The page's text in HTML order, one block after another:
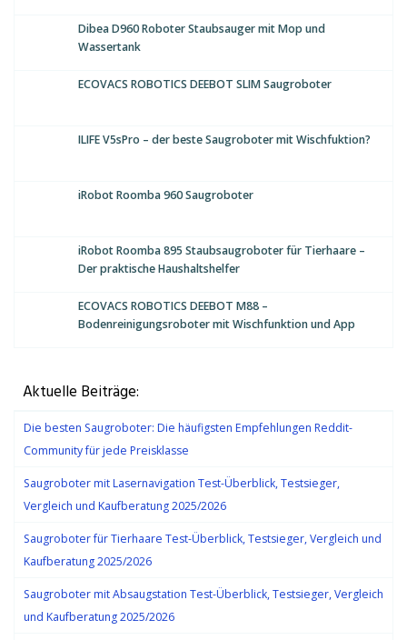
Dibea D960 Roboter Staubsauger mit Mop und
Wassertank
ECOVACS ROBOTICS DEEBOT SLIM Saugroboter
ILIFE V5sPro – der beste Saugroboter mit Wischfuktion?
iRobot Roomba 960 Saugroboter
iRobot Roomba 895 Staubsaugroboter für Tierhaare –
Der praktische Haushaltshelfer
ECOVACS ROBOTICS DEEBOT M88 –
Bodenreinigungsroboter mit Wischfunktion und App
Aktuelle Beiträge:
Die besten Saugroboter: Die häufigsten Empfehlungen Reddit-
Community für jede Preisklasse
Saugroboter mit Lasernavigation Test-Überblick, Testsieger,
Vergleich und Kaufberatung 2025/2026
Saugroboter für Tierhaare Test-Überblick, Testsieger, Vergleich und
Kaufberatung 2025/2026
Saugroboter mit Absaugstation Test-Überblick, Testsieger, Vergleich
und Kaufberatung 2025/2026